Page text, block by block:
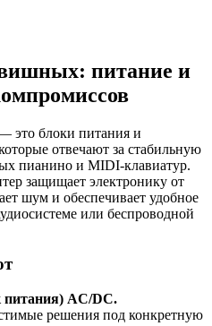
питание и
это блоки питания и
отвечают за стабильную
пианино и MIDI-клавиатур.
защищает электронику от
шум и обеспечивает удобное
или беспроводной
питания) AC/DC.
решения под конкретную